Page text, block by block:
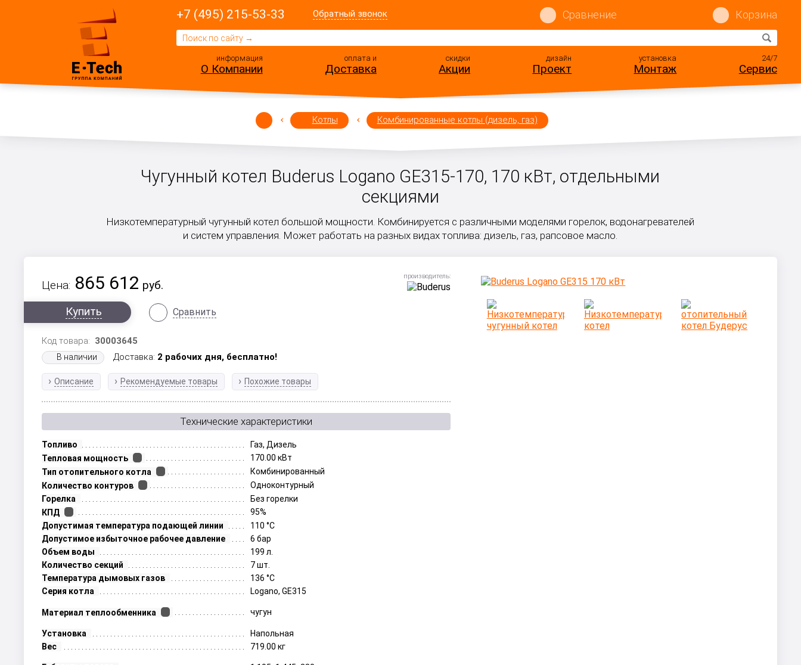
+7 (495) 215-53-33 Обратный звонок Сравнение Корзина
информация
О Компании
оплата и
Доставка
скидки
Акции
дизайн
Проект
установка
Монтаж
24/7
Сервис
Котлы Комбинированные котлы (дизель, газ)
Чугунный котел Buderus Logano GE315-170, 170 кВт, отдельными
секциями
Низкотемпературный чугунный котел большой мощности. Комбинируется с различными моделями горелок, водонагревателей
и систем управления. Может работать на разных видах топлива: дизель, газ, рапсовое масло.
Цена: 865 612 руб.
Купить
Сравнить
Код товара: 30003645
В наличии Доставка: 2 рабочих дня, бесплатно!
Описание Рекомендуемые товары Похожие товары
Технические характеристики
Топливо
Газ, Дизель
Тепловая мощность
170.00 кВт
Тип отопительного котла
Комбинированный
Количество контуров
Одноконтурный
Горелка
Без горелки
КПД
95%
Допустимая температура подающей линии
110 °C
Допустимое избыточное рабочее давление
6 бар
Объем воды
199 л.
Количество секций
7 шт.
Температура дымовых газов
136 °C
Серия котла
Logano, GE315
Материал теплообменника чугун
Установка
Напольная
Вес
719.00 кг